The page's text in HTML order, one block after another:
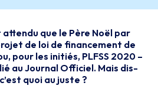
que le Père Noël par
de loi de financement de
pour les initiés, PLFSS 2020 –
au Journal Officiel. Mais dis-
quoi au juste ?